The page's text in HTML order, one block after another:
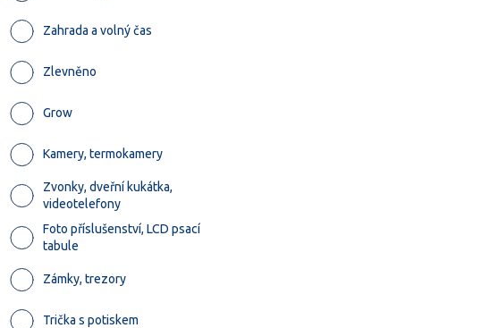
Zahrada a volný čas
Zlevněno
Grow
Kamery, termokamery
Zvonky, dveřní kukátka,
videotelefony
Foto příslušenství, LCD psací
tabule
Zámky, trezory
Trička s potiskem